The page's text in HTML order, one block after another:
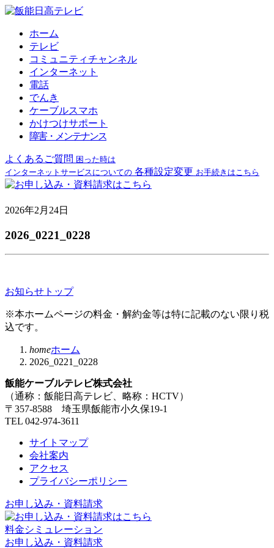
ホーム
テレビ
コミュニティチャンネル
インターネット
電話
でんき
ケーブルスマホ
かけつけサポート
障害・メンテナンス
よくあるご質問 困った時は
インターネットサービスについての 各種設定変更 お手続きはこちら
2026年2月24日
2026_0221_0228
お知らせトップ
※本ホームページの料金・解約金等は特に記載のない限り税
込です。
homeホーム
2026_0221_0228
飯能ケーブルテレビ株式会社
（通称：飯能日高テレビ、略称：HCTV）
〒357-8588 埼玉県飯能市小久保19-1
TEL 042-974-3611
サイトマップ
会社案内
アクセス
プライバシーポリシー
お申し込み・資料請求
料金シミュレーション
お申し込み・資料請求